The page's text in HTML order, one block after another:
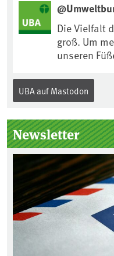
weitere
Die Vielfalt
groß. Um
unseren
„Boden des
Kuratorium,
Jahres
eigentlich
aktuellen Podcast
reinhören:
https://
interview-
UBA auf Mastodon
Newsletter